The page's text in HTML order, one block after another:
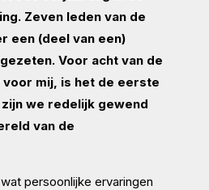
Zeven leden van de
een (deel van een)
Voor acht van de
mij, is het de eerste
we redelijk gewend
van de
persoonlijke ervaringen